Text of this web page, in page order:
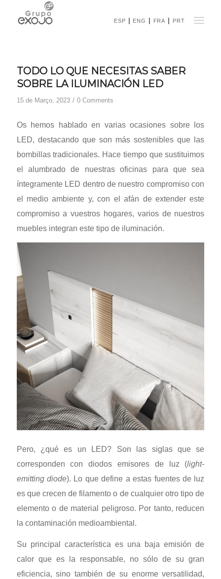
ESP ENG FRA PRT
TODO LO QUE NECESITAS SABER
SOBRE LA ILUMINACIÓN LED
15 de Março, 2023 / 0 Comments
Os hemos hablado en varias ocasiones sobre los
LED, destacando que son más sostenibles que las
bombillas tradicionales. Hace tiempo que sustituimos
el alumbrado de nuestras oficinas para que sea
íntegramente LED dentro de nuestro compromiso con
el medio ambiente y, con el afán de extender este
compromiso a vuestros hogares, varios de nuestros
muebles integran este tipo de iluminación.
Pero, ¿qué es un LED? Son las siglas que se
corresponden con diodos emisores de luz (light-
emitting diode). Lo que define a estas fuentes de luz
es que crecen de filamento o de cualquier otro tipo de
elemento o de material peligroso. Por tanto, reducen
la contaminación medioambiental.
Su principal característica es una baja emisión de
calor que es la responsable, no sólo de su gran
eficiencia, sino también de su enorme versatilidad,